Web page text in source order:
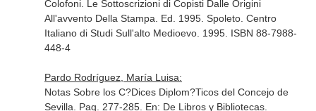
Colofoni. Le Sottoscrizioni di Copisti Dalle Origini
All'avvento Della Stampa . Ed. 1995. Spoleto. Centro
Italiano di Studi Sull'alto Medioevo. 1995. ISBN 88-7988-
448-4
Pardo Rodríguez, María Luisa:
Notas Sobre los C?Dices Diplom?Ticos del Concejo de
Sevilla. Pag. 277-285. En: De Libros y Bibliotecas.